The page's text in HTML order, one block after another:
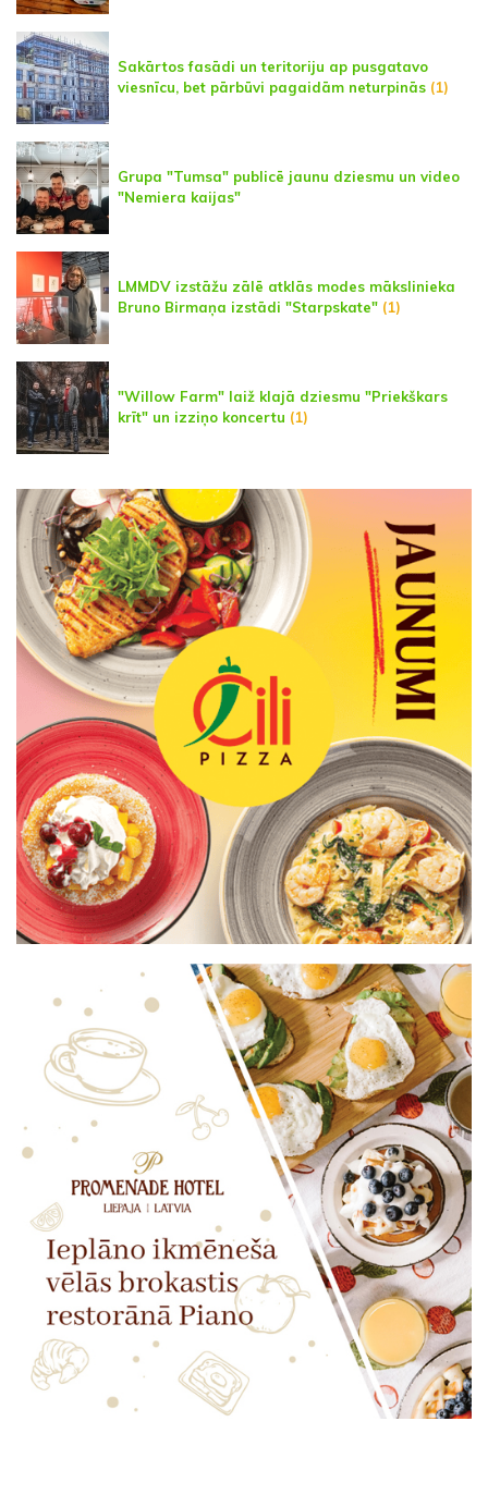
Sakārtos fasādi un teritoriju ap pusgatavo
viesnīcu, bet pārbūvi pagaidām neturpinās (1)
Grupa "Tumsa" publicē jaunu dziesmu un video
"Nemiera kaijas"
LMMDV izstāžu zālē atklās modes mākslinieka
Bruno Birmaņa izstādi "Starpskate" (1)
"Willow Farm" laiž klajā dziesmu "Priekškars
krīt" un izziņo koncertu (1)